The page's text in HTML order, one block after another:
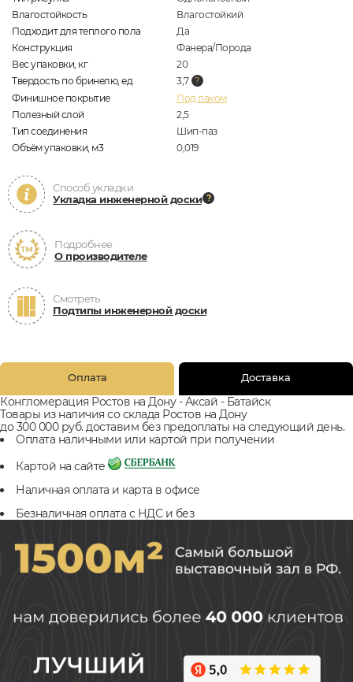
Влагостойкость
Влагостойкий
Подходит для теплого пола
Да
Конструкция
Фанера/Порода
Вес упаковки, кг
20
Твердость по бринелю, ед
3,7
Финишное покрытие
Под лаком
Полезный слой
2,5
Тип соединения
Шип-паз
Объём упаковки, м3
0,019
Способ укладки
Укладка инженерной доски
Подробнее
О производителе
Смотреть
Подтипы инженерной доски
Оплата Доставка
Конгломерация Ростов на Дону - Аксай - Батайск
Товары из наличия со склада Ростов на Дону
до 300 000 руб. доставим без предоплаты на следующий день.
Оплата наличными или картой при получении
Картой на сайте
Наличная оплата и карта в офисе
Безналичная оплата с НДС и без